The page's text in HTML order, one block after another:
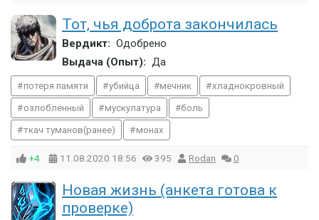
Тот, чья доброта закончилась
Вердикт: Одобрено
Выдача (Опыт): Да
потеря памяти убийца мечник хладнокровный
озлобленный мускулатура боль
ткач туманов(ранее) монах
+4 11.08.2020 18:56 395 Rodan 0
Новая жизнь (анкета готова к
проверке)